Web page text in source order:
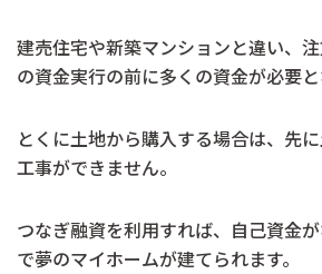
建売住宅や新築マンションと違い、
の資金実行の前に多くの資金が必要と
とくに土地から購入する場合は、先
工事ができません。
つなぎ融資を利用すれば、自己資金
で夢のマイホームが建てられます。